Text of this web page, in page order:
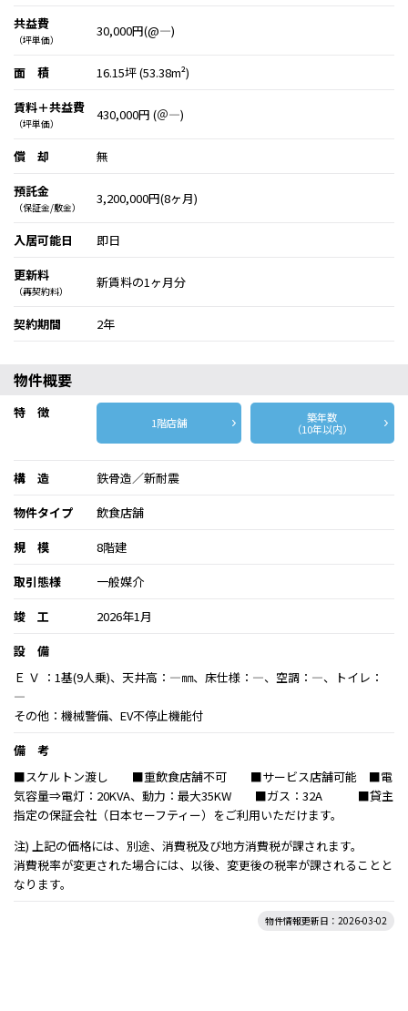
共益費
（坪単価）
30,000円(@―)
面 積
16.15坪 (53.38m²)
賃料＋共益費
（坪単価）
430,000円 (＠―)
償 却
無
預託金
（保証金/敷金）
3,200,000円(8ヶ月)
入居可能日
即日
更新料
（再契約料）
新賃料の1ヶ月分
契約期間 2年
物件概要
特 徴
1階店舗
築年数
（10年以内）
構 造
鉄骨造／新耐震
物件タイプ
飲食店舗
規 模
8階建
取引態様
一般媒介
竣 工
2026年1月
設 備
Ｅ Ｖ ：1基(9人乗)、天井高：―㎜、床仕様：―、空調：―、トイレ：
―
その他：機械警備、EV不停止機能付
備 考
■スケルトン渡し ■重飲食店舗不可 ■サービス店舗可能 ■電
気容量⇒電灯：20KVA、動力：最大35KW ■ガス：32A ■貸主
指定の保証会社（日本セーフティー）をご利用いただけます。
注) 上記の価格には、別途、消費税及び地方消費税が課されます。
消費税率が変更された場合には、以後、変更後の税率が課されることと
なります。
物件情報更新日：2026-03-02